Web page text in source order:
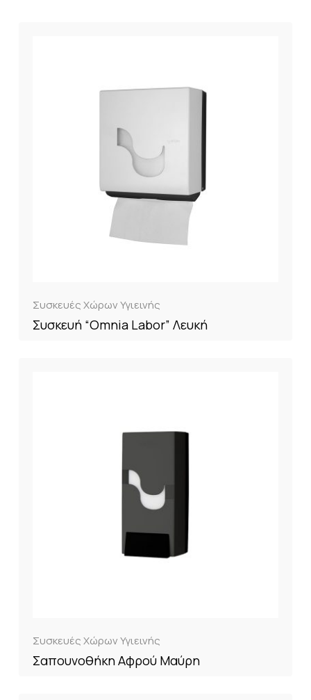
Συσκευές Χώρων Υγιεινής
Συσκευή “Omnia Labor” Λευκή
Συσκευές Χώρων Υγιεινής
Σαπουνοθήκη Αφρού Μαύρη